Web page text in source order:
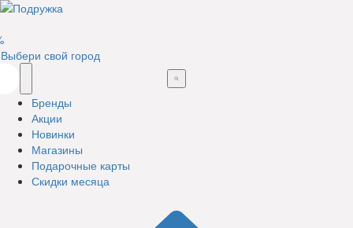
Выбери свой город
Бренды
Акции
Новинки
Магазины
Подарочные карты
Скидки месяца